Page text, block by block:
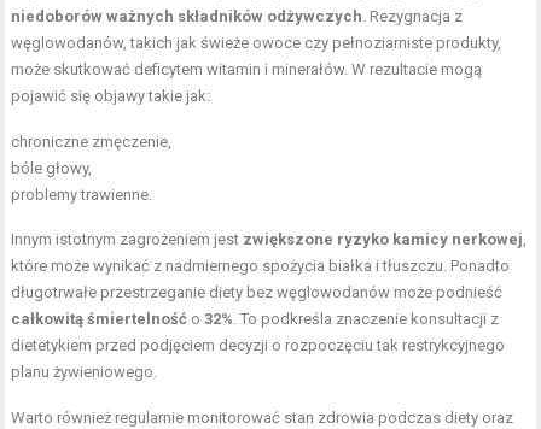
niedoborów ważnych składników odżywczych . Rezygnacja z
węglowodanów, takich jak świeże owoce czy pełnoziarniste produkty,
może skutkować deficytem witamin i minerałów. W rezultacie mogą
pojawić się objawy takie jak:
chroniczne zmęczenie,
bóle głowy,
problemy trawienne.
Innym istotnym zagrożeniem jest zwiększone ryzyko kamicy nerkowej
które może wynikać z nadmiernego spożycia białka i tłuszczu. Ponadto
długotrwałe przestrzeganie diety bez węglowodanów może podnieść
całkowitą śmiertelność o32% . To podkreśla znaczenie konsultacji z
dietetykiem przed podjęciem decyzji o rozpoczęciu tak restrykcyjnego
planu żywieniowego.
Warto również regularnie monitorować stan zdrowia podczas diety oraz